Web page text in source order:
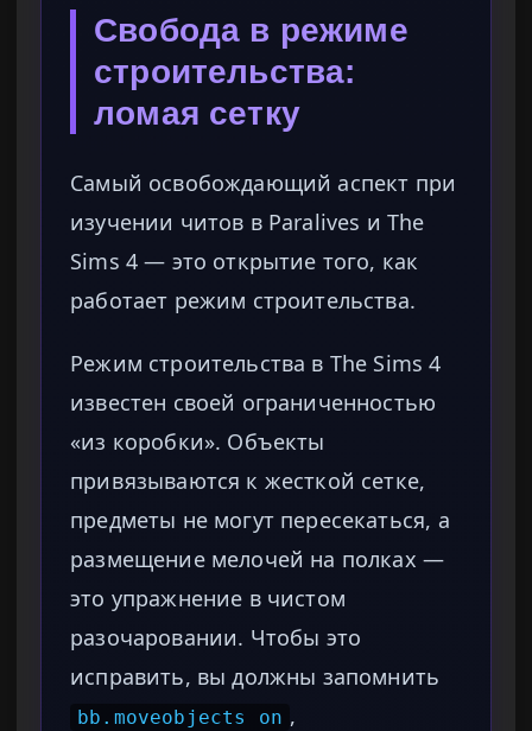
Свобода в режиме
строительства:
ломая сетку
Самый освобождающий аспект при
изучении читов в Paralives и The
Sims 4 — это открытие того, как
работает режим строительства.
Режим строительства в The Sims 4
известен своей ограниченностью
«из коробки». Объекты
привязываются к жесткой сетке,
предметы не могут пересекаться, а
размещение мелочей на полках —
это упражнение в чистом
разочаровании. Чтобы это
исправить, вы должны запомнить
bb.moveobjects on ,